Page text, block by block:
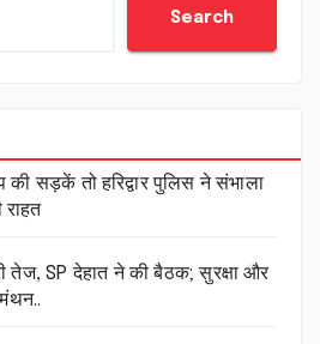
Search
की सड़कें तो हरिद्वार पुलिस ने संभाला
राहत
तेज, SP देहात ने की बैठक; सुरक्षा और